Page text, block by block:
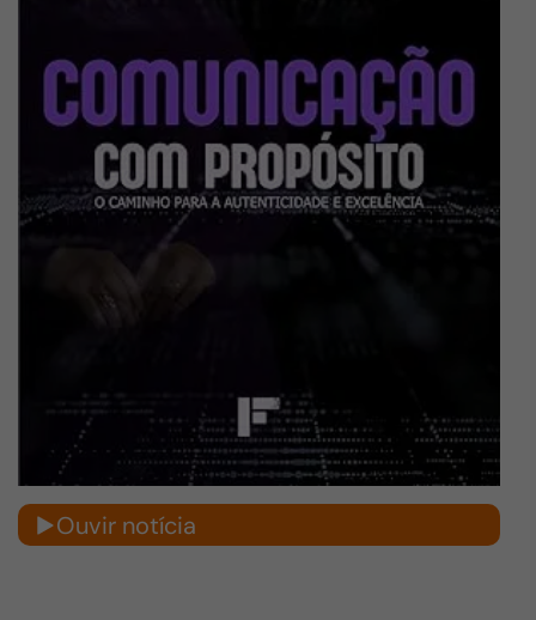
Ouvir notícia